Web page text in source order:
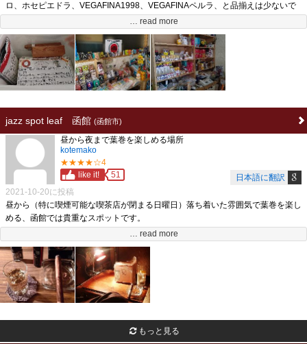
ロ、ホセピエドラ、VEGAFINA1998、VEGAFINAペルラ、と品揃えは少ないで
すが販売されています。（２０２０年当時）。
ただし、お店の販売が主に゛お客さんから要望のあったものを取り寄せる゛のを
メインとしているため、葉巻も取り寄せ可能なものは取り寄せてもらい購入する
ことが可能です。
また店内に２席喫煙用の席が用意されています。
よく葉巻やタバコの話をしながら、葉巻を楽しんだものです。
性と、要望を可能な限り聞いてくれる店主の対応を考慮し星４としました。
… read more
jazz spot leaf 函館 (函館市)
日本語に翻訳
昼から夜まで葉巻を楽しめる場所
kotemako
★★★★☆4
like it!
51
2021-10-20に投稿
昼から（特に喫煙可能な喫茶店が閉まる日曜日）落ち着いた雰囲気で葉巻を楽し
める、函館では貴重なスポットです。
来店されるお客さんも、基本Jazzを聞きにこられる方々なので静かです。
また、食事から飲み物まで揃っており、葉巻と共にくつろぐにはもってこいで
す。
… read more
もっと見る